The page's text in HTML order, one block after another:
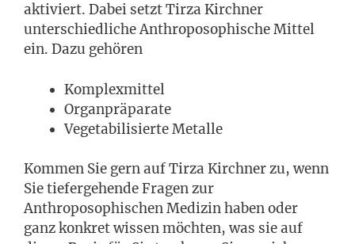
aktiviert. Dabei setzt Tirza Kirchner
unterschiedliche Anthroposophische Mittel
ein. Dazu gehören
Komplexmittel
Organpräparate
Vegetabilisierte Metalle
Kommen Sie gern auf Tirza Kirchner zu, wenn
Sie tiefergehende Fragen zur
Anthroposophischen Medizin haben oder
ganz konkret wissen möchten, was sie auf